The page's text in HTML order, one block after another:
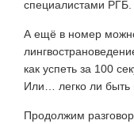
специалистами РГБ.
А ещё в номер
как успеть за 100
Или… легко ли быть
Продолжим